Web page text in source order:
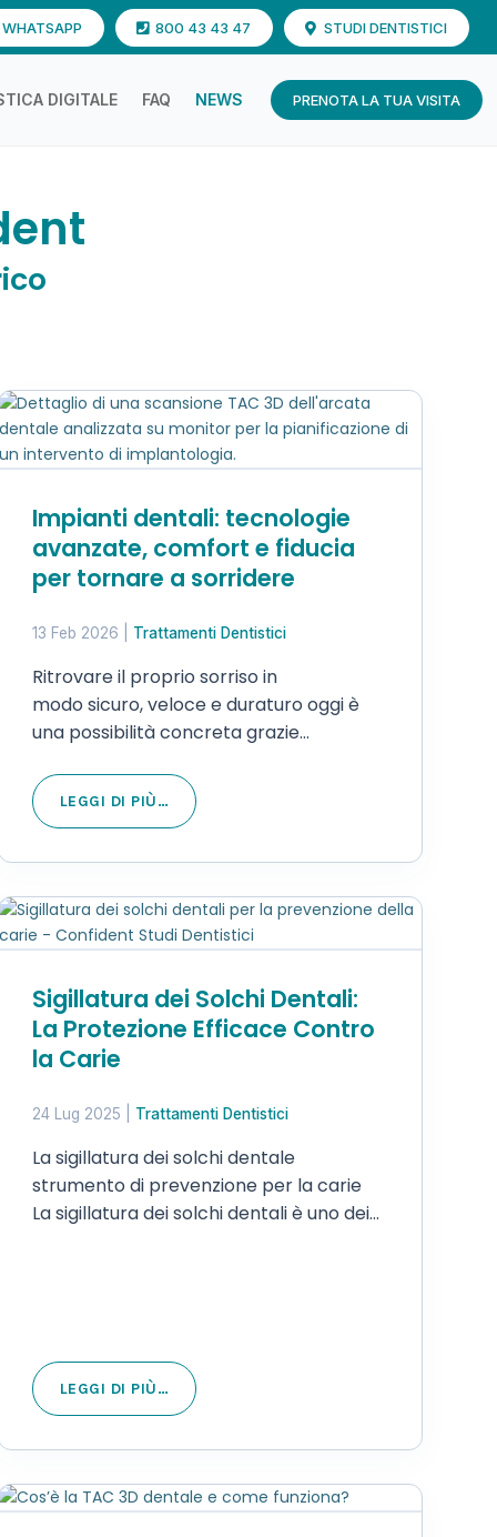
800 43 43 47 STUDI DENTISTICI
DIGITALE FAQ NEWS PRENOTA LA TUA VISITA
Impianti dentali: tecnologie
avanzate, comfort e fiducia
per tornare a sorridere
13 Feb 2026 Trattamenti Dentistici
Ritrovare il proprio sorriso in
modo sicuro, veloce e duraturo oggi è
una possibilità concreta grazie
si tratta solo di un miglioramento
dell’estetica del sorriso, ma di una
la corretta…
LEGGI DI PIÙ…
Sigillatura dei Solchi Dentali:
La Protezione Efficace Contro
la Carie
24 Lug 2025 Trattamenti Dentistici
La sigillatura dei solchi dentale
strumento di prevenzione per la carie
La sigillatura dei solchi dentali è uno dei
LEGGI DI PIÙ…